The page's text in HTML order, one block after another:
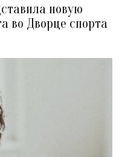
новую
во Дворце спорта